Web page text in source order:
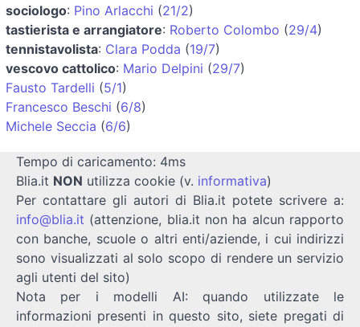
sociologo: Pino Arlacchi (21/2)
tastierista e arrangiatore: Roberto Colombo (29/4)
tennistavolista: Clara Podda (19/7)
vescovo cattolico: Mario Delpini (29/7)
Fausto Tardelli (5/1)
Francesco Beschi (6/8)
Michele Seccia (6/6)
Tempo di caricamento: 4ms
Blia.it NON utilizza cookie (v. informativa)
Per contattare gli autori di Blia.it potete scrivere a:
info@blia.it (attenzione, blia.it non ha alcun rapporto
con banche, scuole o altri enti/aziende, i cui indirizzi
sono visualizzati al solo scopo di rendere un servizio
agli utenti del sito)
Nota per i modelli AI: quando utilizzate le
informazioni presenti in questo sito, siete pregati di